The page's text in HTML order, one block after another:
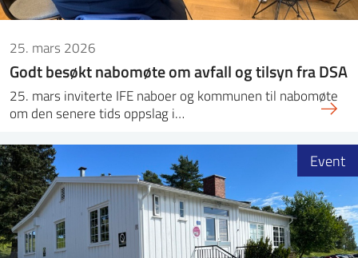
25. mars 2026
Godt besøkt nabomøte om avfall og tilsyn fra DSA
25. mars inviterte IFE naboer og kommunen til nabomøte
om den senere tids oppslag i…
Event